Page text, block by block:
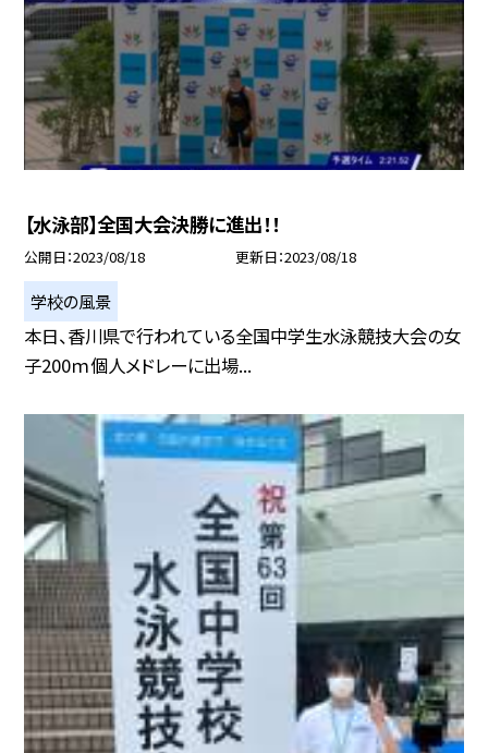
【水泳部】全国大会決勝に進出！！
公開日 2023/08/18 更新日 2023/08/18
学校の風景
本日、香川県で行われている全国中学生水泳競技大会の女
子200ｍ個人メドレーに出場...